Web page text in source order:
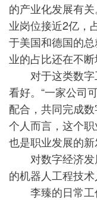
的产业化发展有
业岗位接近2亿，
于美国和德国的
业的占比还在不断
对于这类数字
看好。“一家公司
配合，共同完成
个人而言，这个
也是职业发展的新
对数字经济发
的机器人工程技术
李臻的日常工